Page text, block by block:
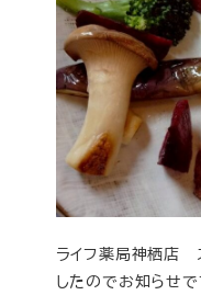
ライフ薬局神栖店
したのでお知らせで